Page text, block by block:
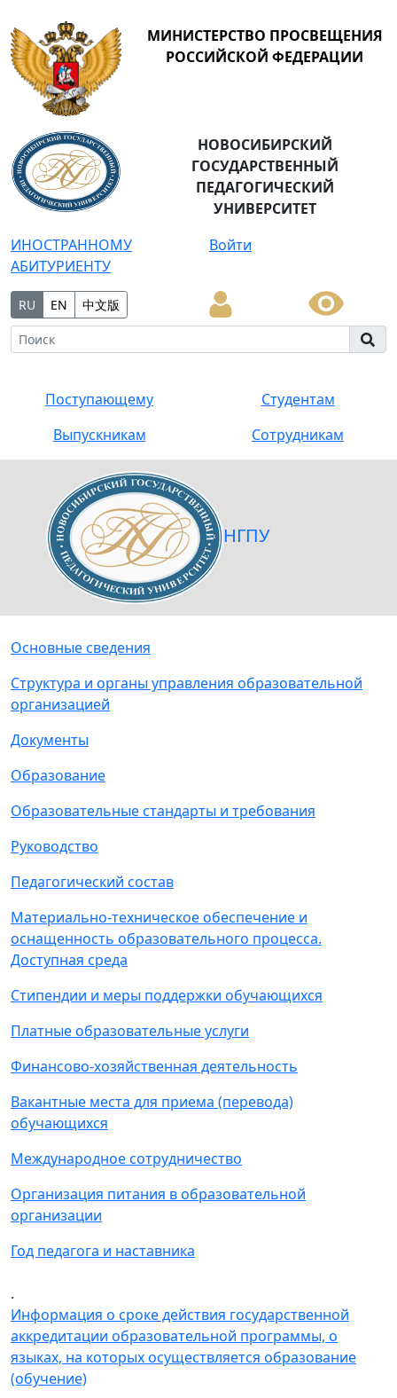
МИНИСТЕРСТВО ПРОСВЕЩЕНИЯ
РОССИЙСКОЙ ФЕДЕРАЦИИ
НОВОСИБИРСКИЙ
ГОСУДАРСТВЕННЫЙ
ПЕДАГОГИЧЕСКИЙ
УНИВЕРСИТЕТ
ИНОСТРАННОМУ
АБИТУРИЕНТУ
Войти
RU EN 中文版
Поступающему
Студентам
Выпускникам
Сотрудникам
НГПУ
Основные сведения
Структура и органы управления образовательной
организацией
Документы
Образование
Образовательные стандарты и требования
Руководство
Педагогический состав
Материально-техническое обеспечение и
оснащенность образовательного процесса.
Доступная среда
Стипендии и меры поддержки обучающихся
Платные образовательные услуги
Финансово-хозяйственная деятельность
Вакантные места для приема (перевода)
обучающихся
Международное сотрудничество
Организация питания в образовательной
организации
Год педагога и наставника
.
Информация о сроке действия государственной
аккредитации образовательной программы, о
языках, на которых осуществляется образование
(обучение)